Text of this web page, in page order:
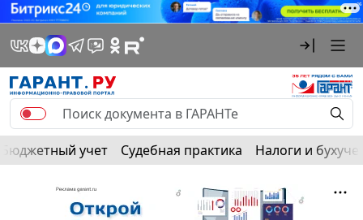
Бюджетный учет Судебная практика Налоги и